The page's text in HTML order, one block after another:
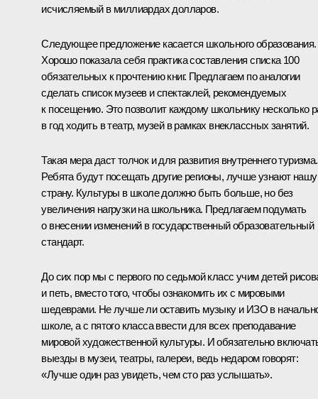
исчисляемый в миллиардах долларов.
Следующее предложение касается школьного образования.
Хорошо показала себя практика составления списка 100
обязательных к прочтению книг. Предлагаем по аналогии
сделать список музеев и спектаклей, рекомендуемых
к посещению. Это позволит каждому школьнику несколько
в год ходить в театр, музей в рамках внеклассных занятий.
Такая мера даст толчок и для развития внутреннего туризма.
Ребята будут посещать другие регионы, лучше узнают нашу
страну. Культуры в школе должно быть больше, но без
увеличения нагрузки на школьника. Предлагаем подумать
о внесении изменений в государственный образовательный
стандарт.
До сих пор мы с первого по седьмой класс учим детей
и петь, вместо того, чтобы ознакомить их с мировыми
шедеврами. Не лучше ли оставить музыку и ИЗО в
школе, а с пятого класса ввести для всех преподавание
мировой художественной культуры. И обязательно
выезды в музеи, театры, галереи, ведь недаром говорят:
«Лучше один раз увидеть, чем сто раз услышать».